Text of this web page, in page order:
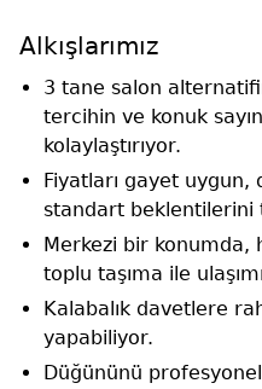
Alkışlarımız
3 tane salon
tercihin ve konuk
kolaylaştırıyor.
Fiyatları gayet uygun,
standart beklentilerini
Merkezi bir konumda,
toplu taşıma ile
Kalabalık davetlere
yapabiliyor.
Düğününü